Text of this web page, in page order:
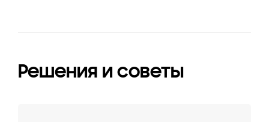
Решения и советы